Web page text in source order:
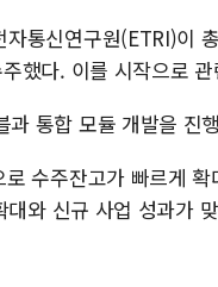
통신연구원(ETRI)이
했다. 이를 시작으로
과 통합 모듈 개발을 진
수주잔고가 빠르게
와 신규 사업 성과가